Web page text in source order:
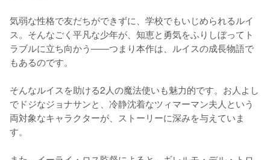
気弱な性格で友だちができずに、学校でもいじめられるルイ
ス。そんなごく平凡な少年が、知恵と勇気をふりしぼってト
ラブルに立ち向かう――つまり本作は、ルイスの成長物語で
もあるのです。
そんなルイスを助ける2人の魔法使いも魅力的です。お人よし
でドジなジョナサンと、冷静沈着なツィマーマン夫人という
両対象なキャラクターが、ストーリーに深みを与えていま
す。